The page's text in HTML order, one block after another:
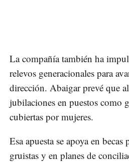
La compañía también ha
relevos generacionales para
dirección. Abaigar prevé que
jubilaciones en puestos como
cubiertas por mujeres.
Esa apuesta se apoya en
gruistas y en planes de